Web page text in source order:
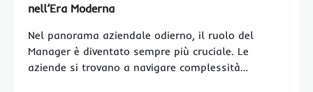
nell’Era Moderna
Nel panorama aziendale odierno, il ruolo del
Manager è diventato sempre più cruciale. Le
aziende si trovano a navigare complessità…